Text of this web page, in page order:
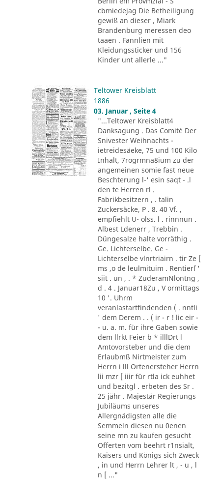
cbmiedejag Die Betheiligung
gewiß an dieser , Miark
Brandenburg meressen deo
taaen . Fannlien mit
Kleidungssticker und 156
Kinder unt allerle ..."
Teltower Kreisblatt
1886
03. Januar , Seite 4
"...Teltower Kreisblatt4
Danksagung . Das Comité Der
Snivester Weihnachts -
ietreidesäeke, 75 und 100 Kilo
Inhalt, 7rogrmna8ium zu der
angemeinen somie fast neue
Beschterung l-' esin saqt - .l
den te Herren rl .
Fabrikbesitzern , . talin
Zuckersäcke, P . 8. 40 Vf. ,
empfiehlt U- olss. l . rinnnun .
Albest Ldenerr , Trebbin .
Düngesalze halte vorräthig .
Ge. Lichterselbe. Ge -
Lichterselbe vlnrtriairn . tir Ze [
ms ,o de leulmituim . Rentier´l '
siit . un , . * ZuderamNlontng ,
d . 4 . Januar18Zu , V ormittags
10 '. Uhrm
veranlastartfindenden ( . nntli
' dem Derem . . ( ir - r ! lic eir -
- u. a. m. für ihre Gaben sowie
dem llrkt Feier b * illlDrt l
Amtovorsteber und die dem
Erlaubmß Nirtmeister zum
Herrn i lll Ortenersteher Herrn
lii mzr [ iiir für rtla ick euhhet
und bezitgl . erbeten des Sr .
25 jähr . Majestär Regierungs
Jubiläums unseres
Allergnädigsten alle die
Semmeln diesen nu 0enen
seine mn zu kaufen gesucht
Offerten vom beehrt r1nsialt,
Kaisers und Königs sich Zweck
, in und Herrn Lehrer lt , - u , l
n [ ..."